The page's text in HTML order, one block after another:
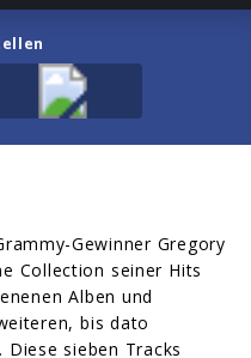
Gewinner Gregory
Collection seiner Hits
Alben und
bis dato
sieben Tracks